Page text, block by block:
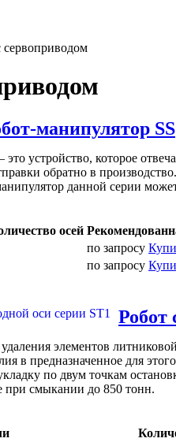
манипулятор SS
это устройство, которое
обратно в
данной серии
осей
по запросу
по запросу
Робот
элементов
в предназначенное для
по двум точкам
при смыкании до 850 тонн.